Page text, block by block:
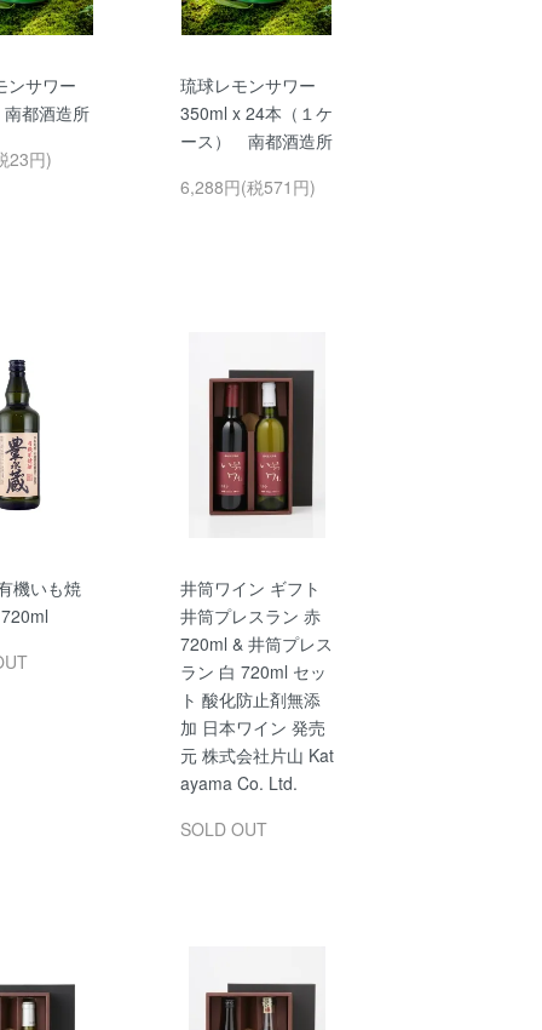
ンサワー
都酒造所
23円)
琉球レモンサワー
350ml x 24本（１ケ
ース） 南都酒造所
6,288円(税571円)
機いも焼
井筒ワイン ギフト
井筒プレスラン 赤
720ml & 井筒プレス
ラン 白 720ml セッ
ト 酸化防止剤無添
加 日本ワイン 発売
元 株式会社片山 Kat
ayama Co. Ltd.
SOLD OUT